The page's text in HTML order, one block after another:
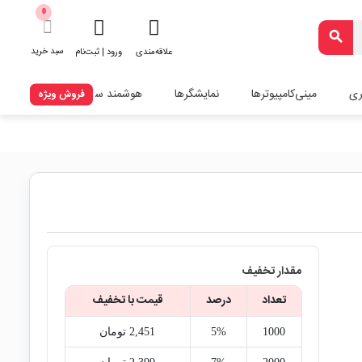
search
علاقه‌مندی ورود | ثبت‌نام
0
سبد خرید
مینی‌کامپیوترها نمایشگرها هوشمند سازیفروش ویژه
مقدار تخفیف
تعداد
درصد قیمت با تخفیف
1000
5% 2,451‎ تومان